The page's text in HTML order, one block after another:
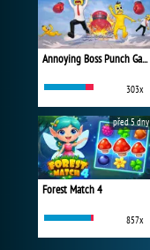
Annoying Boss Punch Game
303x
Forest Match 4
857x
před 5 dny